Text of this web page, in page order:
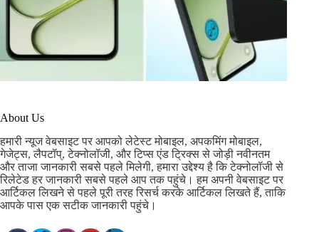
About Us
हमारी न्यूज वेबसाइट पर आपको लेटेस्ट मोबाइल, अपकमिंग मोबाइल,
गेजेट्स, लैपटॉप्, टेक्नोलॉजी, और टिप्स एंड ट्रिक्स से जोड़ी नवीनतम
और ताजा जानकारी सबसे पहले मिलेगी, हमारा उद्देश्य है कि टेक्नोलॉजी से
रिलेटेड हर जानकारी सबसे पहले आप तक पहुंचे। हम अपनी वेबसाइट पर
आर्टिकल लिखने से पहले पूरी तरह रिसर्च करके आर्टिकल लिखते हैं, ताकि
आपके पास एक सटीक जानकारी पहुंचे।